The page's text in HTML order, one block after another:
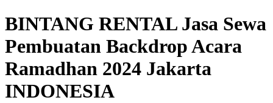
BINTANG RENTAL Jasa Sewa
Pembuatan Backdrop Acara
Ramadhan 2024 Jakarta
INDONESIA